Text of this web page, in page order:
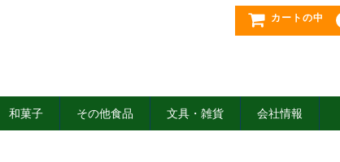
カートの中
和菓子 その他食品 文具・雑貨 会社情報